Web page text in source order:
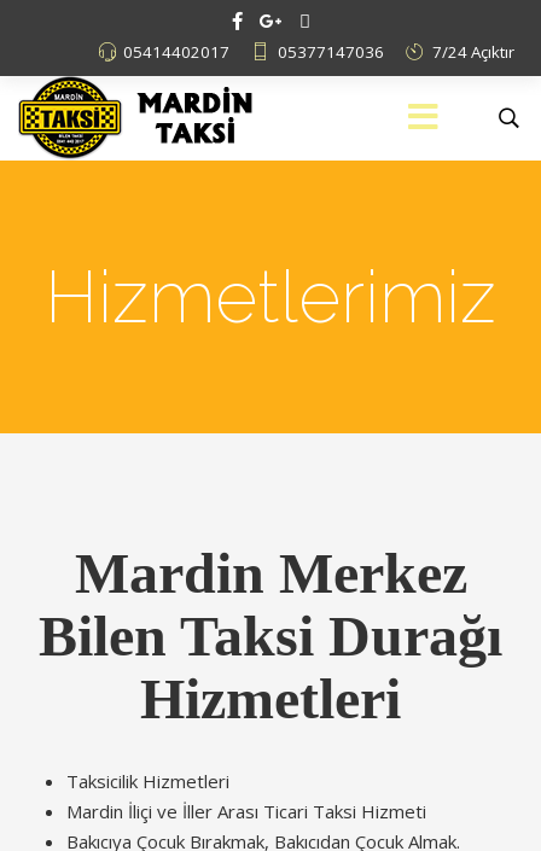
05414402017 05377147036 7/24 Açıktır
Hizmetlerimiz
Mardin Merkez
Bilen Taksi Durağı
Hizmetleri
Taksicilik Hizmetleri
Mardin İliçi ve İller Arası Ticari Taksi Hizmeti
Bakıcıya Çocuk Bırakmak, Bakıcıdan Çocuk Almak.